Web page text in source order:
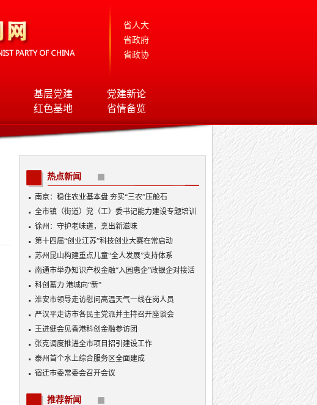
省人大
省政府
省政协
基层党建
党建新论
红色基地 省情备览
热点新闻
南京：稳住农业基本盘 夯实“三农”压舱石
全市镇（街道）党（工）委书记能力建设专题培训
班开班
徐州：守护老味道，烹出新滋味
第十四届“创业江苏”科技创业大赛在常启动
苏州昆山构建重点儿童“全人发展”支持体系
南通市举办知识产权金融“入园惠企”政银企对接活
动
科创蓄力 港城向“新”
淮安市领导走访慰问高温天气一线在岗人员
严汉平走访市各民主党派并主持召开座谈会
王进健会见香港科创金融参访团
张克调度推进全市项目招引建设工作
泰州首个水上综合服务区全面建成
宿迁市委常委会召开会议
推荐新闻